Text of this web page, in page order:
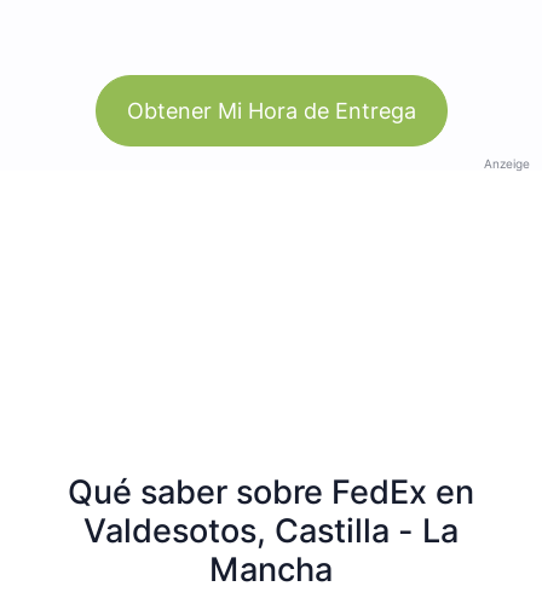
Obtener Mi Hora de Entrega
Anzeige
Qué saber sobre FedEx en
Valdesotos, Castilla - La
Mancha